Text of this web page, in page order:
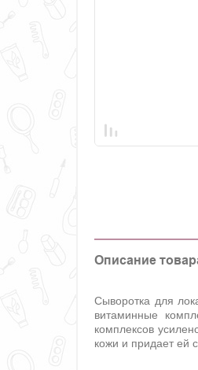
Описание
Сыворотка для
витаминные
комплексов
кожи и придает ей